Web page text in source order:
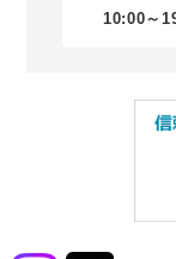
10:00～